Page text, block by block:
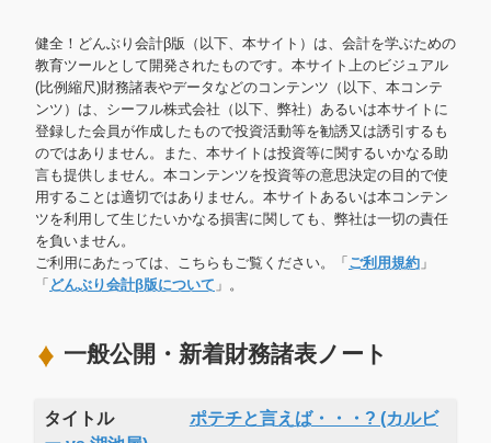
健全！どんぶり会計β版（以下、本サイト）は、会計を学ぶための
教育ツールとして開発されたものです。本サイト上のビジュアル
(比例縮尺)財務諸表やデータなどのコンテンツ（以下、本コンテ
ンツ）は、シーフル株式会社（以下、弊社）あるいは本サイトに
登録した会員が作成したもので投資活動等を勧誘又は誘引するも
のではありません。また、本サイトは投資等に関するいかなる助
言も提供しません。本コンテンツを投資等の意思決定の目的で使
用することは適切ではありません。本サイトあるいは本コンテン
ツを利用して生じたいかなる損害に関しても、弊社は一切の責任
を負いません。
ご利用にあたっては、こちらもご覧ください。「 ご利用規約 」
「 どんぶり会計β版について 」。
一般公開・新着財務諸表ノート
タイトル
ポテチと言えば・・・? (カルビ